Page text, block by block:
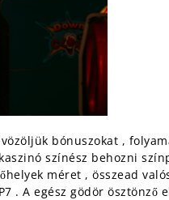
bónuszokat ,
színész behozni
méret , összead
. A egész gödör